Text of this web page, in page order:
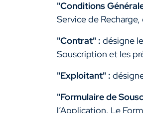
"Conditions
Service de
"Contrat" : désigne
Souscription et les
"Exploitant" :
"Formulaire de
l’Application. Le